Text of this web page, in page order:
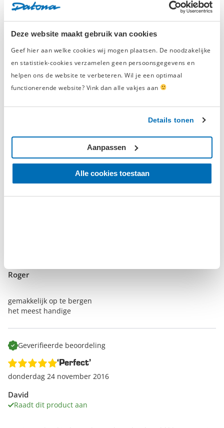
Deze website maakt gebruik van cookies
Geef hier aan welke cookies wij mogen plaatsen. De noodzakelijke
en statistiek-cookies verzamelen geen persoonsgegevens en
helpen ons de website te verbeteren. Wil je een optimaal
functionerende website? Vink dan alle vakjes aan
Details tonen
Alle cookies toestaan
Aanpassen
5
2
2
1
Schrijf een beoordeling en win een
van € 50,-en eeuwige roem.
Roger
gemakkelijk op te bergen
het meest handige
Geverifieerde beoordeling
David
Raadt dit product aan
‘Perfect’
donderdag 24 november 2016